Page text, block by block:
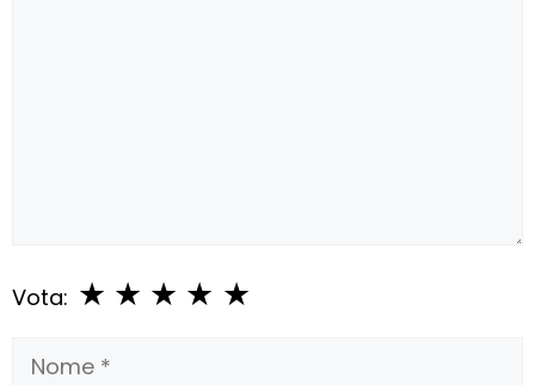
Vota: ★
★
★
★
★
Nome